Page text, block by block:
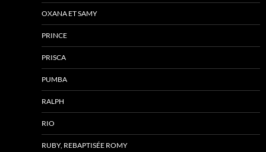
OXANA ET SAMY
PRINCE
PRISCA
PUMBA
RALPH
RIO
RUBY, REBAPTISÉE ROMY